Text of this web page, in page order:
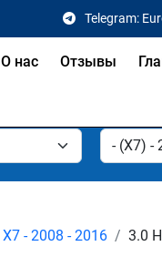
Telegram:
О нас Отзывы
X7 - 2008 - 2016 3.0